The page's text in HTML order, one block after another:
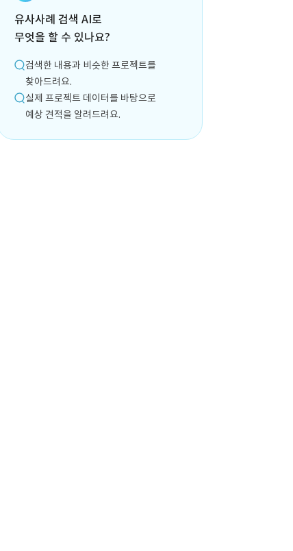
유사사례 검색 AI로
무엇을 할 수 있나요?
검색한 내용과 비슷한 프로젝트를
찾아드려요.
실제 프로젝트 데이터를 바탕으로
예상 견적을 알려드려요.